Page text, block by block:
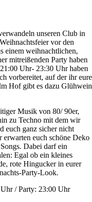
unseren Club in
vor den
einem weihnachtlichen,
mitreißenden Party haben
Uhr- 23:30 Uhr haben
vorbereitet, auf der ihr eure
Hof gibt es dazu Glühwein
Musik von 80/ 90er,
zu Techno mit dem wir
euch ganz sicher nicht
euch schöne Deko
Dabei darf ein
Egal ob ein kleines
rote Hingucker in eurer
Party-Look.
/ Party: 23:00 Uhr